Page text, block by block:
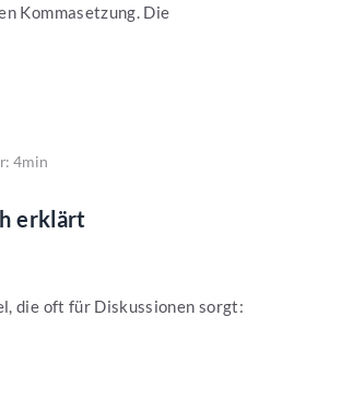
Kommasetzung. Die
4min
erklärt
die oft für Diskussionen sorgt: